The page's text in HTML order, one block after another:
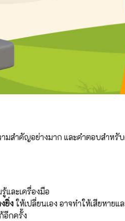
มสำคัญอย่างมาก และคำตอบสำห
และเครื่องมือ
ยิ่งให้เปลี่ยนเอง อาจทำให้เสียหายแ
อีกครั้ง